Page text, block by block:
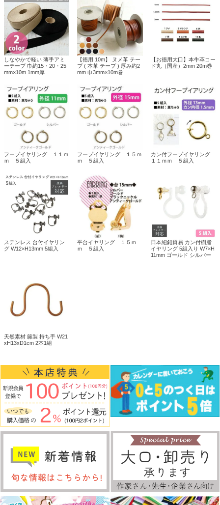
しなやかで軽い 薄手アミ
ーテープ 巾約15・20・25
mm×10m 1mm厚
【徳用 10m】 ヌメ革 テー
プ ( 本革 テープ ) 厚み約2
mm 巾3mm×10m巻
【お徳用大口】本牛革コー
ド丸（国産）2mm 20m巻
フープイヤリング １１ｍ
ｍ ５組入
フープイヤリング １５ｍ
ｍ ５組入
カン付フープイヤリング
１１ｍｍ ５組入
ステンレス 台付イヤリン
グ W12×H13mm 5組入
平台イヤリング １５ｍ
ｍ ５組入
日本紐釦貿易 カン付樹脂
イヤリング 5組入り W7×H
11mm ゴールド シルバー
天然素材 籐製 持ち手 W21
xH13xD1cm 2本1組